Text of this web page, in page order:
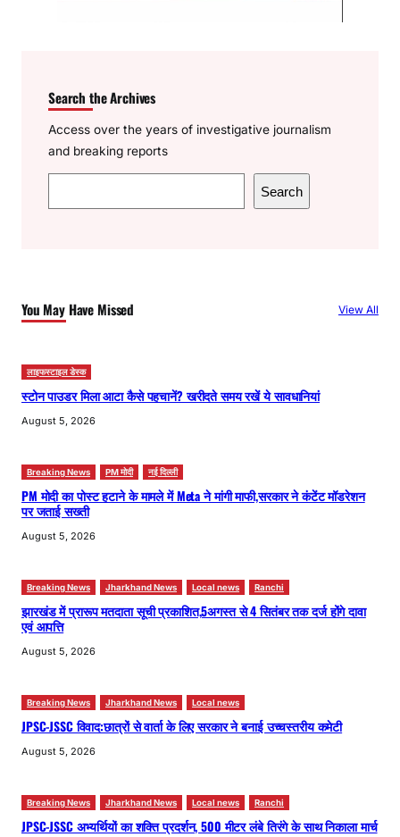
Search the Archives
Access over the years of investigative journalism
and breaking reports
e
h
Search
You May Have Missed View All
लाइफस्टाइल डेस्क
स्टोन पाउडर मिला आटा कैसे पहचानें? खरीदते समय रखें ये सावधानियां
August 5, 2026
Breaking News PM मोदी नई दिल्ली
PM मोदी का पोस्ट हटाने के मामले में Meta ने मांगी माफी,सरकार ने कंटेंट मॉडरेशन
पर जताई सख्ती
August 5, 2026
Breaking News Jharkhand News Local news Ranchi
झारखंड में प्रारूप मतदाता सूची प्रकाशित,5अगस्त से 4 सितंबर तक दर्ज होंगे दावा
एवं आपत्ति
August 5, 2026
Breaking News Jharkhand News Local news
JPSC-JSSC विवाद:छात्रों से वार्ता के लिए सरकार ने बनाई उच्चस्तरीय कमेटी
August 5, 2026
Breaking News Jharkhand News Local news Ranchi
JPSC-JSSC अभ्यर्थियों का शक्ति प्रदर्शन, 500 मीटर लंबे तिरंगे के साथ निकाला मार्च